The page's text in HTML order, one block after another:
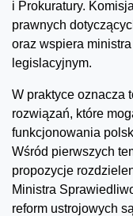
i Prokuratury.
prawnych
oraz wspiera
legislacyjnym.
W praktyce oznacza
rozwiązań, które
funkcjonowania
Wśród pierwszych
propozycje
Ministra
reform ustrojowych